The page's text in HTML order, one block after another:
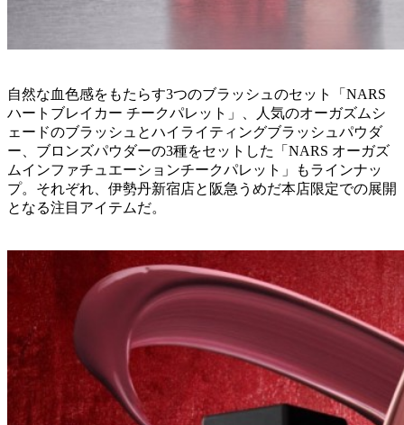
自然な血色感をもたらす3つのブラッシュのセット「NARS
ハートブレイカー チークパレット」、人気のオーガズムシ
ェードのブラッシュとハイライティングブラッシュパウダ
ー、ブロンズパウダーの3種をセットした「NARS オーガズ
ムインファチュエーションチークパレット」もラインナッ
プ。それぞれ、伊勢丹新宿店と阪急うめだ本店限定での展開
となる注目アイテムだ。